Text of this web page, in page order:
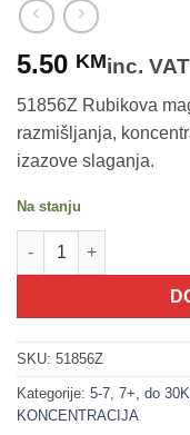
5.50 KMinc. VAT
51856Z Rubikova
razmišljanja,
izazove slaganja.
Na stanju
200362 Rubikova
SKU: 51856Z
Kategorije: 5-7 7+ do
KONCENTRACIJA